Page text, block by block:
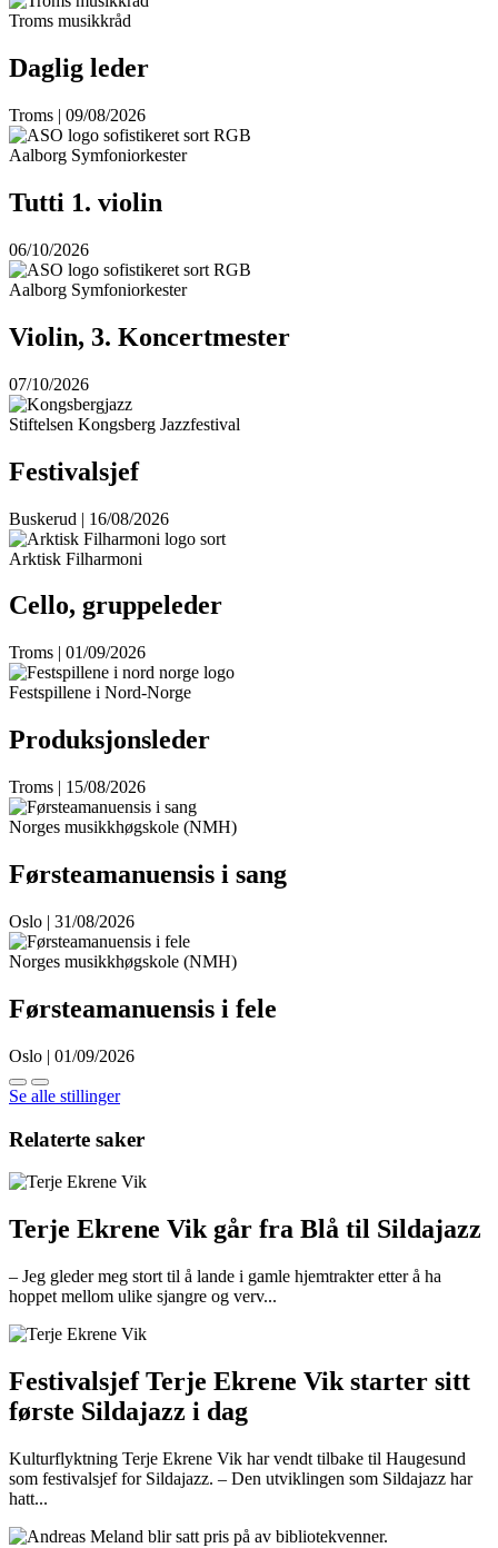
Troms musikkråd
Daglig leder
Troms | 09/08/2026
Aalborg Symfoniorkester
Tutti 1. violin
06/10/2026
Aalborg Symfoniorkester
Violin, 3. Koncertmester
07/10/2026
Stiftelsen Kongsberg Jazzfestival
Festivalsjef
Buskerud | 16/08/2026
Arktisk Filharmoni
Cello, gruppeleder
Troms | 01/09/2026
Festspillene i Nord-Norge
Produksjonsleder
Troms | 15/08/2026
Norges musikkhøgskole (NMH)
Førsteamanuensis i sang
Oslo | 31/08/2026
Norges musikkhøgskole (NMH)
Førsteamanuensis i fele
Oslo | 01/09/2026
Se alle stillinger
Relaterte saker
Terje Ekrene Vik går fra Blå til Sildajazz
– Jeg gleder meg stort til å lande i gamle hjemtrakter etter å ha
hoppet mellom ulike sjangre og verv...
Festivalsjef Terje Ekrene Vik starter sitt
første Sildajazz i dag
Kulturflyktning Terje Ekrene Vik har vendt tilbake til Haugesund
som festivalsjef for Sildajazz. – Den utviklingen som Sildajazz har
hatt...